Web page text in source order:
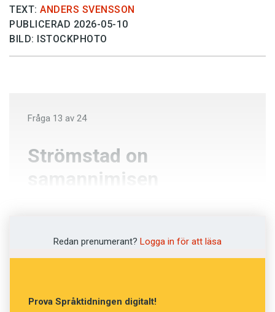
TEXT: ANDERS SVENSSON
PUBLICERAD 2026-05-10
BILD: ISTOCKPHOTO
Fråga 13 av 24
Strömstad on
samannimisen
Redan prenumerant? Logga in för att läsa
Prova Språktidningen digitalt!